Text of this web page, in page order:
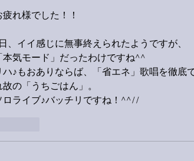
れ様でした！！
、イイ感じに無事終えられたようですが、
本気モード」だったわけですね^^
ハ♪もおありならば、「省エネ」歌唱を徹底
の「うちごはん」。
ロライブ♪バッチリですね！^^//